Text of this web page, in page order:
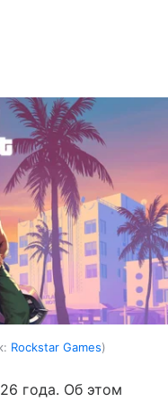
Rockstar Games
года. Об этом